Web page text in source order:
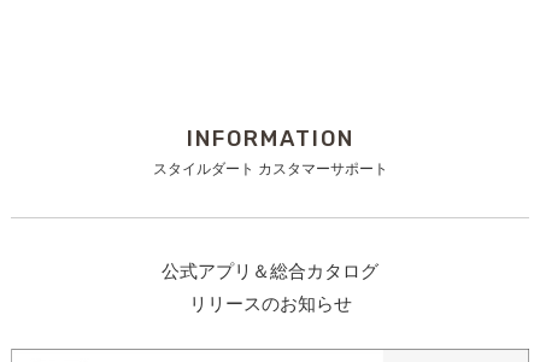
INFORMATION
スタイルダート カスタマーサポート
公式アプリ＆総合カタログ
リリースのお知らせ